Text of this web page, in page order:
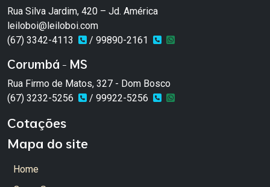
Rua Silva Jardim, 420 – Jd. América
leiloboi@leiloboi.com
(67) 3342-4113
/ 99890-2161
Corumbá - MS
Rua Firmo de Matos, 327 - Dom Bosco
(67) 3232-5256
/ 99922-5256
Cotações
Mapa do site
Home